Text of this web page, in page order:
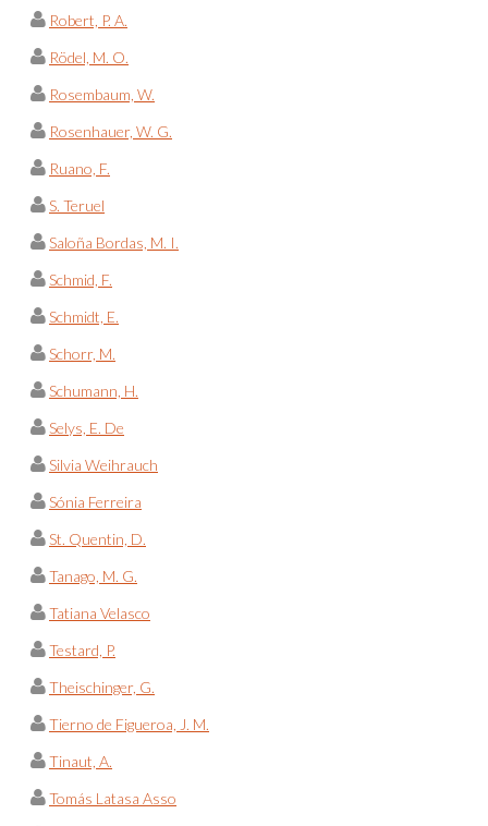
Robert, P. A.
Rödel, M. O.
Rosembaum, W.
Rosenhauer, W. G.
Ruano, F.
S. Teruel
Saloña Bordas, M. I.
Schmid, F.
Schmidt, E.
Schorr, M.
Schumann, H.
Selys, E. De
Silvia Weihrauch
Sónia Ferreira
St. Quentin, D.
Tanago, M. G.
Tatiana Velasco
Testard, P.
Theischinger, G.
Tierno de Figueroa, J. M.
Tinaut, A.
Tomás Latasa Asso